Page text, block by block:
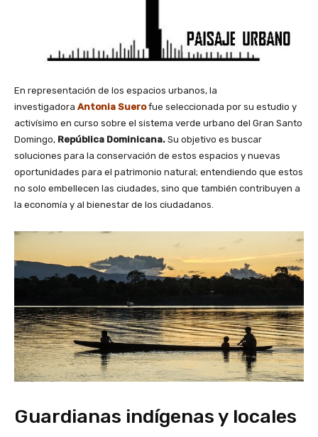
En representación de los espacios urbanos, la
investigadora Antonia Suerofue seleccionada por su estudio y
activísimo en curso sobre el sistema verde urbano del Gran Santo
Domingo, República Dominicana. Su objetivo es buscar
soluciones para la conservación de estos espacios y nuevas
oportunidades para el patrimonio natural; entendiendo que estos
no solo embellecen las ciudades, sino que también contribuyen a
la economía y al bienestar de los ciudadanos.
Guardianas indígenas y locales